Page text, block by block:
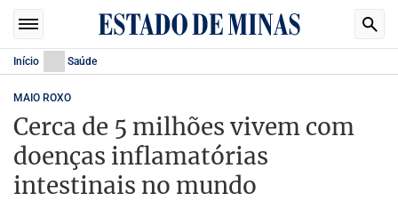
Início Saúde
MAIO ROXO
Cerca de 5 milhões vivem com
doenças inflamatórias
intestinais no mundo